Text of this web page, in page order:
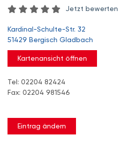
Jetzt bewerten
Kardinal-Schulte-Str. 32
51429 Bergisch Gladbach
Kartenansicht öffnen
Tel: 02204 82424
Fax: 02204 981546
Eintrag ändern